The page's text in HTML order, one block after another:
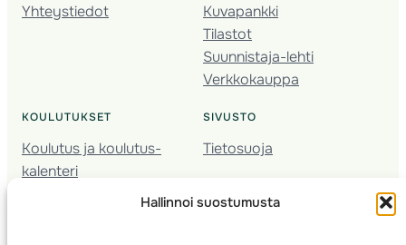
Hallinnoi suostumusta
Yhteystiedot
Kuvapankki
Tilastot
Suunnistaja-lehti
Verkkokauppa
KOULUTUKSET
Koulutus ja koulutus­
kalenteri
Nuorison koulutukset
SIVUSTO
Tietosuoja